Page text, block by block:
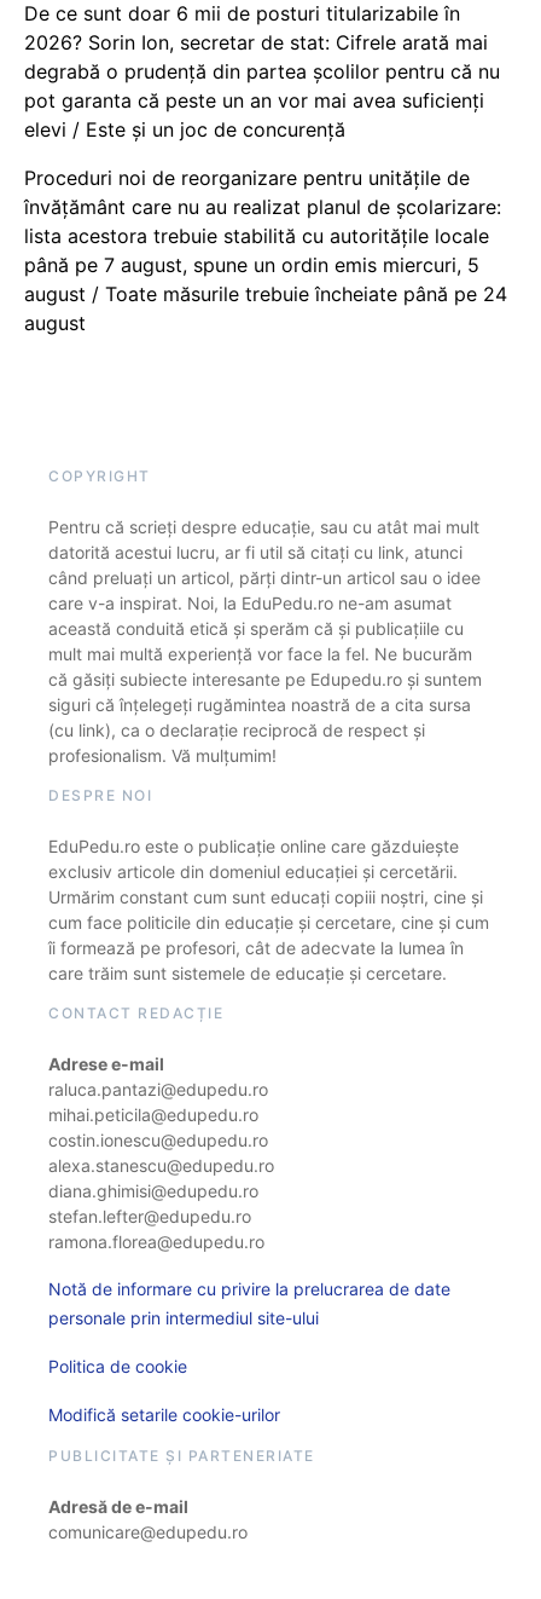
De ce sunt doar 6 mii de posturi titularizabile în
2026? Sorin Ion, secretar de stat: Cifrele arată mai
degrabă o prudență din partea școlilor pentru că nu
pot garanta că peste un an vor mai avea suficienți
elevi / Este și un joc de concurență
Proceduri noi de reorganizare pentru unitățile de
învățământ care nu au realizat planul de școlarizare:
lista acestora trebuie stabilită cu autoritățile locale
până pe 7 august, spune un ordin emis miercuri, 5
august / Toate măsurile trebuie încheiate până pe 24
august
COPYRIGHT
Pentru că scrieți despre educație, sau cu atât mai mult
datorită acestui lucru, ar fi util să citați cu link, atunci
când preluați un articol, părți dintr-un articol sau o idee
care v-a inspirat. Noi, la EduPedu.ro ne-am asumat
această conduită etică și sperăm că și publicațiile cu
mult mai multă experiență vor face la fel. Ne bucurăm
că găsiți subiecte interesante pe Edupedu.ro și suntem
siguri că înțelegeți rugămintea noastră de a cita sursa
(cu link), ca o declarație reciprocă de respect și
profesionalism. Vă mulțumim!
DESPRE NOI
EduPedu.ro este o publicație online care găzduiește
exclusiv articole din domeniul educației și cercetării.
Urmărim constant cum sunt educați copiii noștri, cine și
cum face politicile din educație și cercetare, cine și cum
îi formează pe profesori, cât de adecvate la lumea în
care trăim sunt sistemele de educație și cercetare.
CONTACT REDACȚIE
Adrese e-mail
raluca.pantazi@edupedu.ro
mihai.peticila@edupedu.ro
costin.ionescu@edupedu.ro
alexa.stanescu@edupedu.ro
diana.ghimisi@edupedu.ro
stefan.lefter@edupedu.ro
ramona.florea@edupedu.ro
Notă de informare cu privire la prelucrarea de date
personale prin intermediul site-ului
Politica de cookie
Modifică setarile cookie-urilor
PUBLICITATE ȘI PARTENERIATE
Adresă de e-mail
comunicare@edupedu.ro